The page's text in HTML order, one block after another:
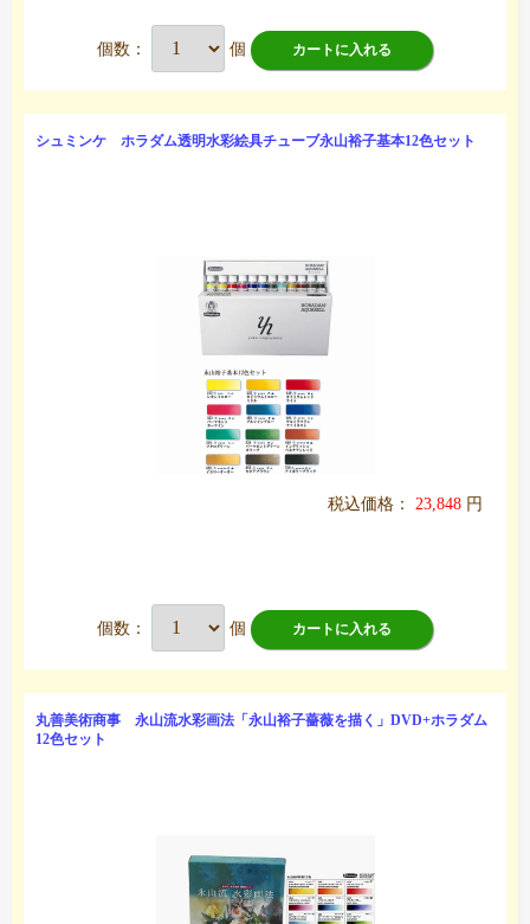
個数： 個 カートに入れる
シュミンケ ホラダム透明水彩絵具チューブ永山裕子基本12色セット
税込価格： 23,848 円
個数： 個 カートに入れる
丸善美術商事 永山流水彩画法「永山裕子薔薇を描く」DVD+ホラダム
12色セット